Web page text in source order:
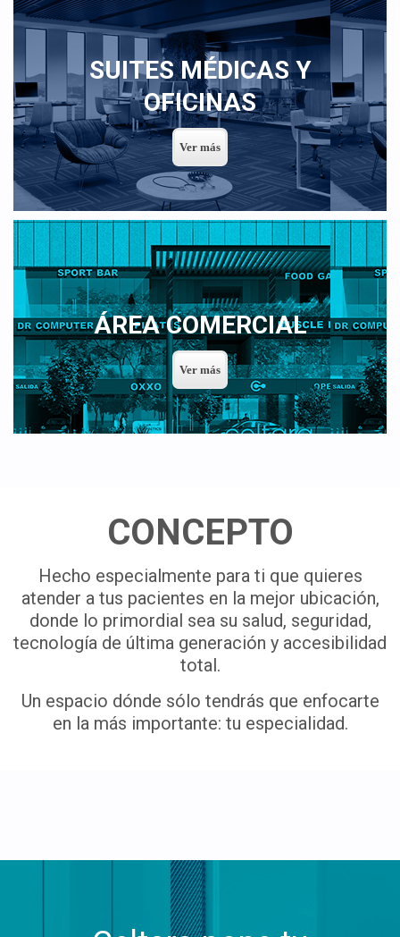
SUITES MÉDICAS Y
OFICINAS
ÁREA COMERCIAL
CONCEPTO
Hecho especialmente para ti que quieres
atender a tus pacientes en la mejor ubicación,
donde lo primordial sea su salud, seguridad,
tecnología de última generación y accesibilidad
total.
Un espacio dónde sólo tendrás que enfocarte
en la más importante: tu especialidad.